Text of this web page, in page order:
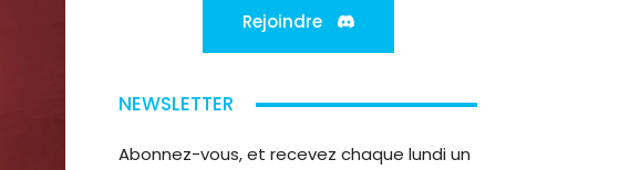
Rejoindre
NEWSLETTER
Abonnez-vous, et recevez chaque lundi un